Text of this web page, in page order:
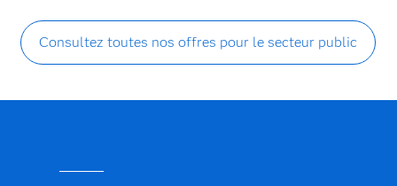
Consultez toutes nos offres pour le secteur public